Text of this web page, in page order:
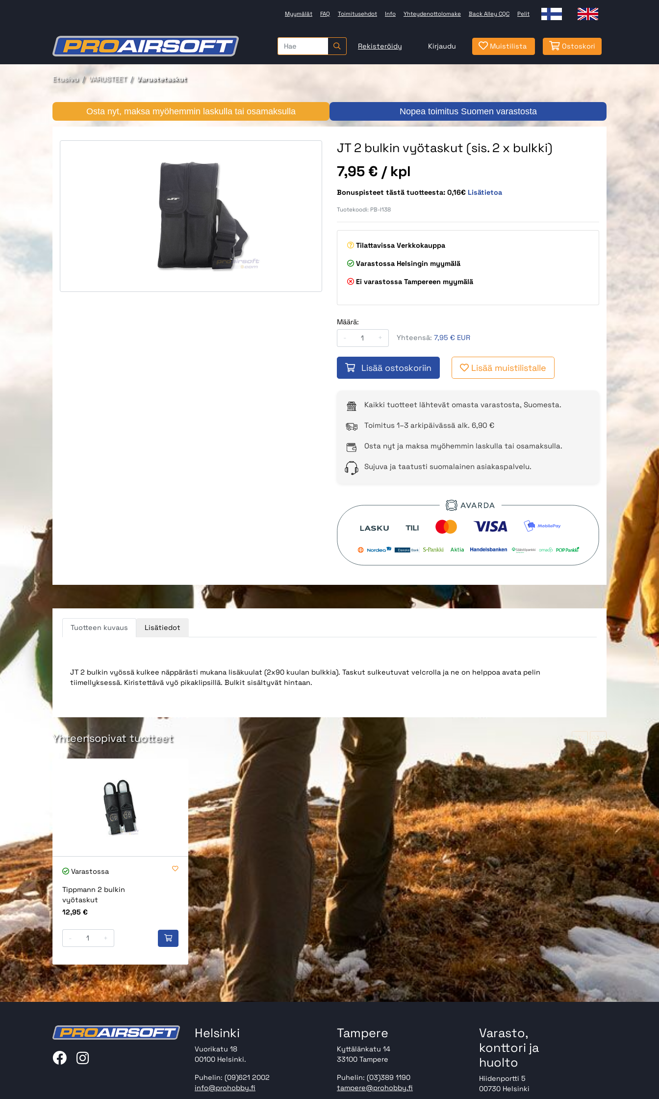
Myymälät FAQ Toimitusehdot Info Yhteydenottolomake Back Alley CQC Pelit
Rekisteröidy Kirjaudu Muistilista Ostoskori
Etusivu VARUSTEET Varustetaskut
Osta nyt, maksa myöhemmin laskulla tai osamaksulla Nopea toimitus Suomen varastosta
JT 2 bulkin vyötaskut (sis. 2 x bulkki)
Hinta
7,95 € / kpl
Bonuspisteet tästä tuotteesta: 0,16€ Lisätietoa
Tuotekoodi: PB-I138
Tilattavissa Verkkokauppa
Varastossa Helsingin myymälä
Ei varastossa Tampereen myymälä
Määrä:
-
+ Yhteensä: 7,95 € EUR
Lisää ostoskoriin Lisää muistilistalle
Kaikki tuotteet lähtevät omasta varastosta, Suomesta.
Toimitus 1–3 arkipäivässä alk. 6,90 €
Osta nyt ja maksa myöhemmin laskulla tai osamaksulla.
Sujuva ja taatusti suomalainen asiakaspalvelu.
Tuotteen kuvaus Lisätiedot
JT 2 bulkin vyössä kulkee näppärästi mukana lisäkuulat (2x90 kuulan bulkkia). Taskut sulkeutuvat velcrolla ja ne on helppoa avata pelin
tiimellyksessä. Kiristettävä vyö pikaklipsillä. Bulkit sisältyvät hintaan.
Yhteensopivat tuotteet
Varastossa
Tippmann 2 bulkin
vyötaskut
Hinta
12,95 €
- +
Helsinki
Vuorikatu 18
00100 Helsinki.
Puhelin: (09)621 2002
info@prohobby.fi
Tampere
Kyttälänkatu 14
33100 Tampere
Puhelin: (03)389 1190
tampere@prohobby.fi
Varasto,
konttori ja
huolto
Hiidenportti 5
00730 Helsinki